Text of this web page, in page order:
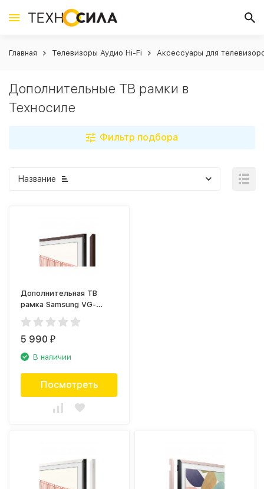
Главная Телевизоры Аудио Hi-Fi Аксессуары для
Дополнительные ТВ рамки в
Техносиле
Фильтр подбора
Название
Дополнительная ТВ
рамка Samsung VG-
SCFA55BWB коричневая
(2021)
5 990₽
В наличии
Посмотреть